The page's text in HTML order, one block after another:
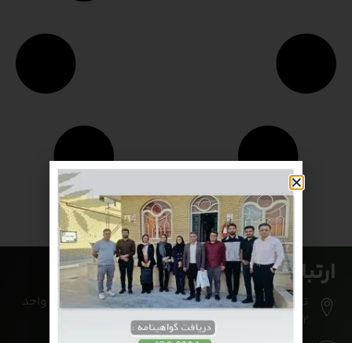
ارتباط با ما
تهران، ملاصدرا، شیرازی جنوبی، برزیل غربی، پلاک7، واحد
12